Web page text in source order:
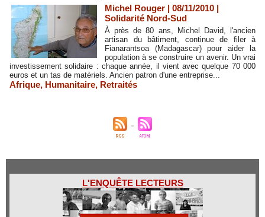
Michel Rouger | 08/11/2010 |
Solidarité Nord-Sud
À près de 80 ans, Michel David, l'ancien
artisan du bâtiment, continue de filer à
Fianarantsoa (Madagascar) pour aider la
population à se construire un avenir. Un vrai
investissement solidaire : chaque année, il vient avec quelque 70 000
euros et un tas de matériels. Ancien patron d'une entreprise...
Afrique, Humanitaire, Retraités
L'ENQUÊTE LECTEURS